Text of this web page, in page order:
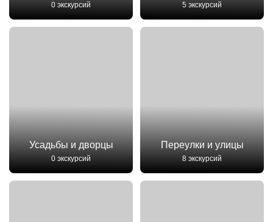
0 экскурсий 5 экскурсий
Усадьбы и дворцы
0 экскурсий
Переулки и улицы
8 экскурсий